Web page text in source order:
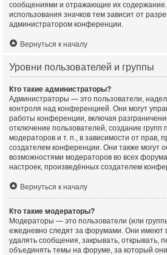
сообщениями и отражающие их
использования значков тем зависит от
администратором конференции.
Вернуться к началу
Уровни пользователей и группы
Кто такие администраторы?
Администраторы — это пользователи,
контроля над конференцией. Они могут
работы конференции, включая
отключение пользователей, создание групп
модераторов и т. п., в зависимости от прав,
создателем конференции. Они также могут
возможностями модераторов во всех
настроек, произведённых создателем
Вернуться к началу
Кто такие модераторы?
Модераторы — это пользователи (или
ежедневно следят за форумами. Они имеют
удалять сообщения, закрывать, открывать,
объединять темы на форуме, за который